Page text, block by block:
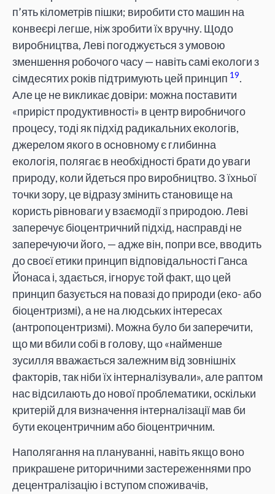
п’ять кілометрів пішки; виробити сто машин на
конвеєрі легше, ніж зробити їх вручну. Щодо
виробництва, Леві погоджується з умовою
зменшення робочого часу — навіть самі екологи з
сімдесятих років підтримують цей принцип 19.
Але це не викликає довіри: можна поставити
«приріст продуктивності» в центр виробничого
процесу, тоді як підхід радикальних екологів,
джерелом якого в основному є глибинна
екологія, полягає в необхідності брати до уваги
природу, коли йдеться про виробництво. З їхньої
точки зору, це відразу змінить становище на
користь рівноваги у взаємодії з природою. Леві
заперечує біоцентричний підхід, насправді не
заперечуючи його, — адже він, попри все, вводить
до своєї етики принцип відповідальності Ганса
Йонаса і, здається, ігнорує той факт, що цей
принцип базується на повазі до природи (еко- або
біоцентризмі), а не на людських інтересах
(антропоцентризмі). Можна було би заперечити,
що ми вбили собі в голову, що «найменше
зусилля вважається залежним від зовнішніх
факторів, так ніби їх інтерналізували», але раптом
нас відсилають до нової проблематики, оскільки
критерій для визначення інтерналізації мав би
бути екоцентричним або біоцентричним.
Наполягання на плануванні, навіть якщо воно
прикрашене риторичними застереженнями про
децентралізацію і вступом споживачів,